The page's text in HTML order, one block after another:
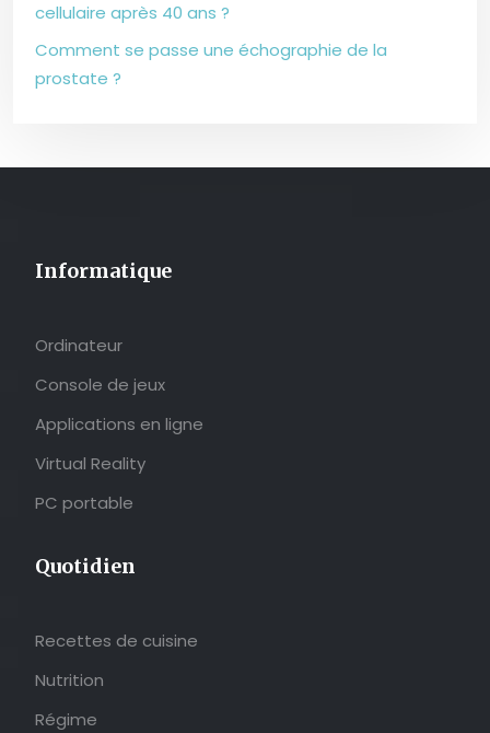
cellulaire après 40 ans ?
Comment se passe une échographie de la
prostate ?
Informatique
Ordinateur
Console de jeux
Applications en ligne
Virtual Reality
PC portable
Quotidien
Recettes de cuisine
Nutrition
Régime